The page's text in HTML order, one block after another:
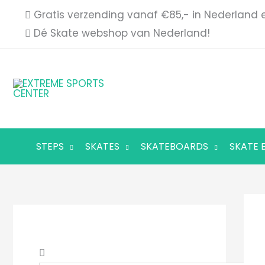
Gratis verzending vanaf €85,- in Nederland
Dé Skate webshop van Nederland!
STEPS SKATES SKATEBOARDS SKATE
Z